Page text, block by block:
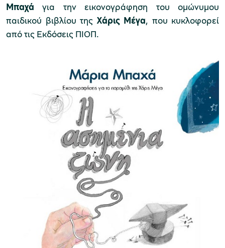
Μουσείο Περιβάλλοντος Στυμφαλίας
Μουσείο Μαστίχας Χίου
Μουσείο Αργυροτεχνίας
Μπαχά για την εικονογράφηση του ομώνυμου
παιδικού βιβλίου της Χάρις Μέγα, που κυκλοφορεί
από τις Εκδόσεις ΠΙΟΠ.